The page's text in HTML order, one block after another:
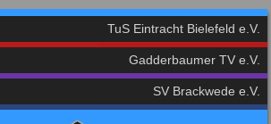
TuS Eintracht Bielefeld e.V.
Gadderbaumer TV e.V.
SV Brackwede e.V.